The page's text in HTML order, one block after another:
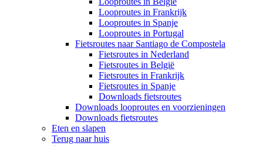
Looproutes in Frankrijk
Looproutes in Spanje
Looproutes in Portugal
Fietsroutes naar Santiago de Compostela
Fietsroutes in Nederland
Fietsroutes in België
Fietsroutes in Frankrijk
Fietsroutes in Spanje
Downloads fietsroutes
Downloads looproutes en voorzieningen
Downloads fietsroutes
Eten en slapen
Terug naar huis